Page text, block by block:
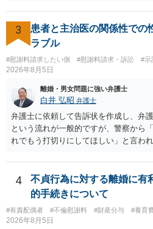
される可能性はあるのか ⇒LINEを含む
やり取り等の経緯、誓約書の内容等を
の 金銭であったと評価される可能性
切関与しないなら100万円振り込む」
どの程度証拠価値があるのか ⇒前後の
を見ない限り、具体的な判断はできま
と考えます。 ③ 借用書があっても、後
することは認められるのか。 ⇒おそら
取る正当な権利がないのに利益を取得
るものかと推察しますので、 貸金返
は現在、収入も不安定で貯金もなくリ
今年に再婚したが主人はお金に厳しい
困難 仮に裁判で敗訴した場合でも、分
か。 ⇒判決となり敗訴してしまった場
の財産を差し押さえられ、そこから債
すが、 和解であれば柔軟な解決が可
いにより支払うことも十分可能です。
は120万円のみ和解交渉を続けるべき
3
患者と主治医の関係性での
ラブル
#慰謝料請求したい側 #慰謝料請求・訴訟 #示
2026年8月5日
離婚・男女問題に強い弁護士
白井 弘昭 弁護士
弁護士に依頼して告訴状を作成し、弁
という流れが一般的ですが、警察から
れでもう打切りにしてほしい」と言わ
検察庁に訴えるのもありかもしれない
は、結局所轄だと思われますので、や
ないです。 一度、最寄りの「刑事に強
談してみてはいかがでしょうか。 以上
4
不貞行為に対する離婚に有
的手続きについて
#有責配偶者 #不倫慰謝料 #財産分与 #養育
2026年8月5日